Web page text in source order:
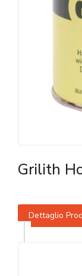
Grilith
Dettaglio